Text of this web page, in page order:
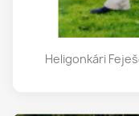
Heligonkári